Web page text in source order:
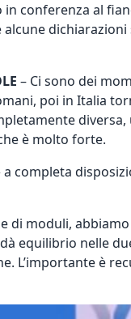
conferenza al
– Ci sono dei
poi in Italia
è molto forte.
a completa
di moduli,
equilibrio nelle
L’importante è